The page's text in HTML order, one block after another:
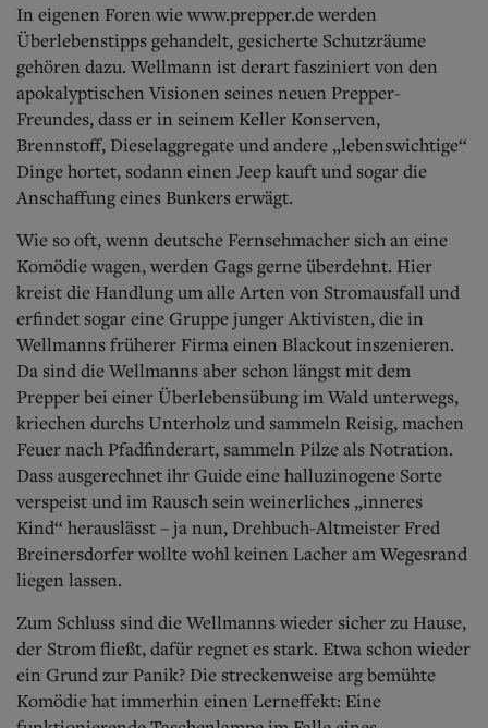
In eigenen Foren wie www.prepper.de werden
Überlebenstipps gehandelt, gesicherte Schutzräume
gehören dazu. Wellmann ist derart fasziniert von den
apokalyptischen Visionen seines neuen Prepper-
Freundes, dass er in seinem Keller Konserven,
Brennstoff, Dieselaggregate und andere „lebenswichtige“
Dinge hortet, sodann einen Jeep kauft und sogar die
Anschaffung eines Bunkers erwägt.
Wie so oft, wenn deutsche Fernsehmacher sich an eine
Komödie wagen, werden Gags gerne überdehnt. Hier
kreist die Handlung um alle Arten von Stromausfall und
erfindet sogar eine Gruppe junger Aktivisten, die in
Wellmanns früherer Firma einen Blackout inszenieren.
Da sind die Wellmanns aber schon längst mit dem
Prepper bei einer Überlebensübung im Wald unterwegs,
kriechen durchs Unterholz und sammeln Reisig, machen
Feuer nach Pfadfinderart, sammeln Pilze als Notration.
Dass ausgerechnet ihr Guide eine halluzinogene Sorte
verspeist und im Rausch sein weinerliches „inneres
Kind“ herauslässt – ja nun, Drehbuch-Altmeister Fred
Breinersdorfer wollte wohl keinen Lacher am Wegesrand
liegen lassen.
Zum Schluss sind die Wellmanns wieder sicher zu Hause,
der Strom fließt, dafür regnet es stark. Etwa schon wieder
ein Grund zur Panik? Die streckenweise arg bemühte
Komödie hat immerhin einen Lerneffekt: Eine